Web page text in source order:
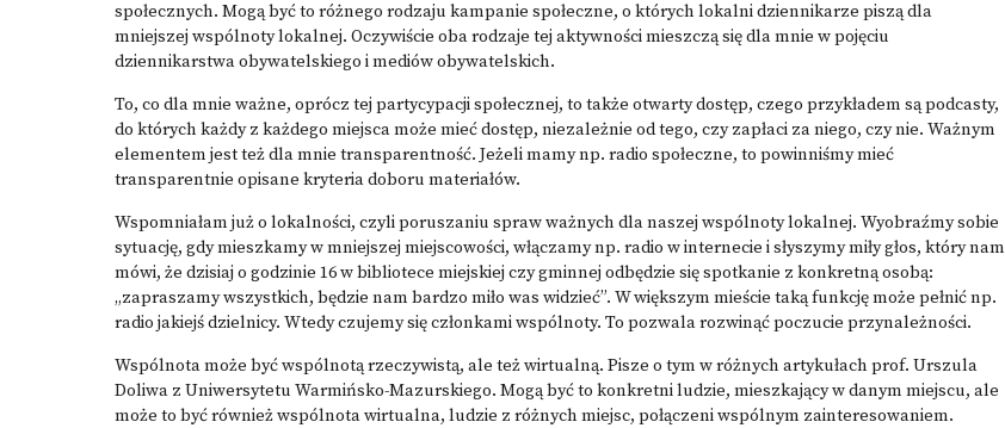
społecznych. Mogą być to różnego rodzaju kampanie społeczne, o których lokalni dziennikarze piszą dla
mniejszej wspólnoty lokalnej. Oczywiście oba rodzaje tej aktywności mieszczą się dla mnie w pojęciu
dziennikarstwa obywatelskiego i mediów obywatelskich.
To, co dla mnie ważne, oprócz tej partycypacji społecznej, to także otwarty dostęp, czego przykładem są podcasty,
do których każdy z każdego miejsca może mieć dostęp, niezależnie od tego, czy zapłaci za niego, czy nie. Ważnym
elementem jest też dla mnie transparentność. Jeżeli mamy np. radio społeczne, to powinniśmy mieć
transparentnie opisane kryteria doboru materiałów.
Wspomniałam już o lokalności, czyli poruszaniu spraw ważnych dla naszej wspólnoty lokalnej. Wyobraźmy sobie
sytuację, gdy mieszkamy w mniejszej miejscowości, włączamy np. radio w internecie i słyszymy miły głos, który nam
mówi, że dzisiaj o godzinie 16 w bibliotece miejskiej czy gminnej odbędzie się spotkanie z konkretną osobą:
„zapraszamy wszystkich, będzie nam bardzo miło was widzieć”. W większym mieście taką funkcję może pełnić np.
radio jakiejś dzielnicy. Wtedy czujemy się członkami wspólnoty. To pozwala rozwinąć poczucie przynależności.
Wspólnota może być wspólnotą rzeczywistą, ale też wirtualną. Pisze o tym w różnych artykułach prof. Urszula
Doliwa z Uniwersytetu Warmińsko-Mazurskiego. Mogą być to konkretni ludzie, mieszkający w danym miejscu, ale
może to być również wspólnota wirtualna, ludzie z różnych miejsc, połączeni wspólnym zainteresowaniem.